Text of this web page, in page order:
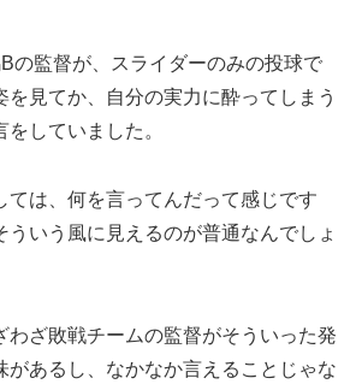
の監督が、スライダーのみの投球で
を見てか、自分の実力に酔ってしまう
していました。
ては、何を言ってんだって感じです
ういう風に見えるのが普通なんでしょ
わざ敗戦チームの監督がそういった発
があるし、なかなか言えることじゃな